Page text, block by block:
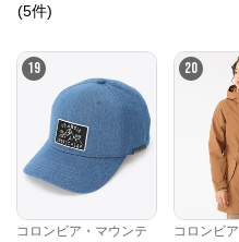
(5件)
19
コロンビア・マウンテ
20
コロンビ